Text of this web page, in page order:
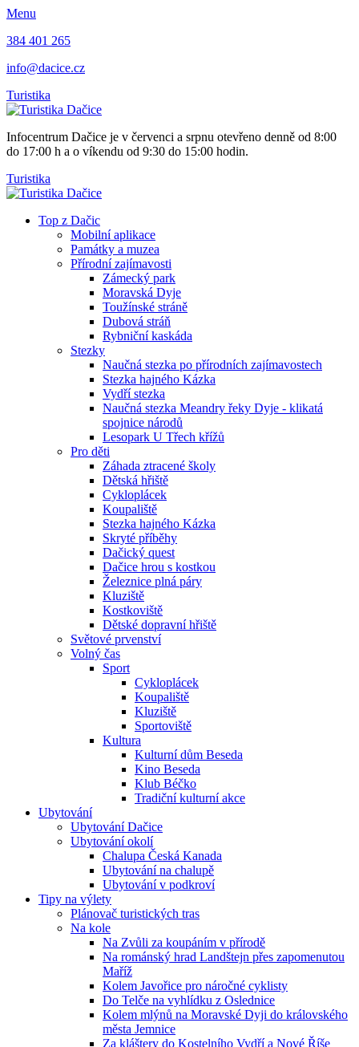
Menu
384 401 265
info@dacice.cz
Turistika
Infocentrum Dačice je v červenci a srpnu otevřeno denně od 8:00
do 17:00 h a o víkendu od 9:30 do 15:00 hodin.
Turistika
Top z Dačic
Mobilní aplikace
Památky a muzea
Přírodní zajímavosti
Zámecký park
Moravská Dyje
Toužínské stráně
Dubová stráň
Rybniční kaskáda
Stezky
Naučná stezka po přírodních zajímavostech
Stezka hajného Kázka
Vydří stezka
Naučná stezka Meandry řeky Dyje - klikatá
spojnice národů
Lesopark U Třech křížů
Pro děti
Záhada ztracené školy
Dětská hřiště
Cykloplácek
Koupaliště
Stezka hajného Kázka
Skryté příběhy
Dačický quest
Dačice hrou s kostkou
Železnice plná páry
Kluziště
Kostkoviště
Dětské dopravní hřiště
Světové prvenství
Volný čas
Sport
Cykloplácek
Koupaliště
Kluziště
Sportoviště
Kultura
Kulturní dům Beseda
Kino Beseda
Klub Béčko
Tradiční kulturní akce
Ubytování
Ubytování Dačice
Ubytování okolí
Chalupa Česká Kanada
Ubytování na chalupě
Ubytování v podkroví
Tipy na výlety
Plánovač turistických tras
Na kole
Na Zvůli za koupáním v přírodě
Na románský hrad Landštejn přes zapomenutou
Maříž
Kolem Javořice pro náročné cyklisty
Do Telče na vyhlídku z Oslednice
Kolem mlýnů na Moravské Dyji do královského
města Jemnice
Za kláštery do Kostelního Vydří a Nové Říše